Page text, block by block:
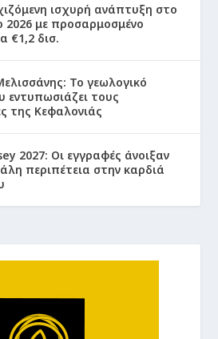
ισχυρή ανάπτυξη στο
2026 με προσαρμοσμένο
€1,2 δισ.
Το γεωλογικό
εντυπωσιάζει τους
της Κεφαλονιάς
2027: Οι εγγραφές άνοιξαν
περιπέτεια στην καρδιά